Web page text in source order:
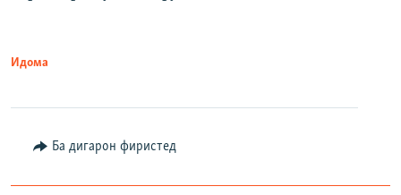
Идома
Ба дигарон фиристед